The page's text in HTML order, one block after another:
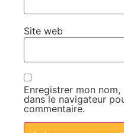
Site web
Enregistrer mon
dans le navigateur
commentaire.